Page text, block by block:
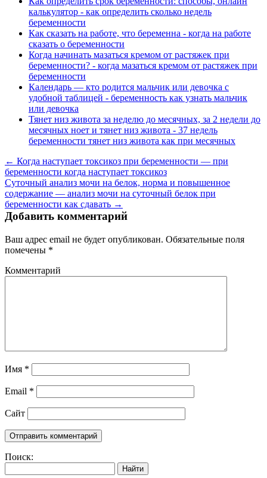
калькулятор - как определить сколько недель
беременности
Как сказать на работе, что беременна - когда на работе
сказать о беременности
Когда начинать мазаться кремом от растяжек при
беременности? - когда мазаться кремом от растяжек при
беременности
Календарь — кто родится мальчик или девочка с
удобной таблицей - беременность как узнать мальчик
или девочка
Тянет низ живота за неделю до месячных, за 2 недели до
месячных ноет и тянет низ живота - 37 недель
беременности тянет низ живота как при месячных
← Когда наступает токсикоз при беременности — при
беременности когда наступает токсикоз
Суточный анализ мочи на белок, норма и повышенное
содержание — анализ мочи на суточный белок при
беременности как сдавать →
Добавить комментарий
Ваш адрес email не будет опубликован. Обязательные поля
помечены *
Комментарий
Имя *
Email *
Сайт
Поиск:
Найти